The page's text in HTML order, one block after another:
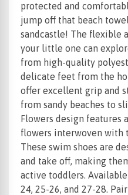
protected and
jump off that beach
sandcastle! The flexible
your little one can
from high-quality
delicate feet from the
offer excellent grip and
from sandy beaches to
Flowers design
flowers interwoven with
These swim shoes are
and take off, making
active toddlers.
24, 25-26, and 27-28.